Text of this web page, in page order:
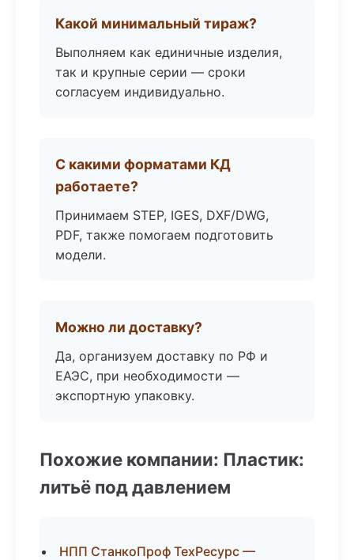
Какой минимальный тираж?
Выполняем как единичные изделия,
так и крупные серии — сроки
согласуем индивидуально.
С какими форматами КД
работаете?
Принимаем STEP, IGES, DXF/DWG,
PDF, также помогаем подготовить
модели.
Можно ли доставку?
Да, организуем доставку по РФ и
ЕАЭС, при необходимости —
экспортную упаковку.
Похожие компании: Пластик:
литьё под давлением
НПП СтанкоПроф ТехРесурс —